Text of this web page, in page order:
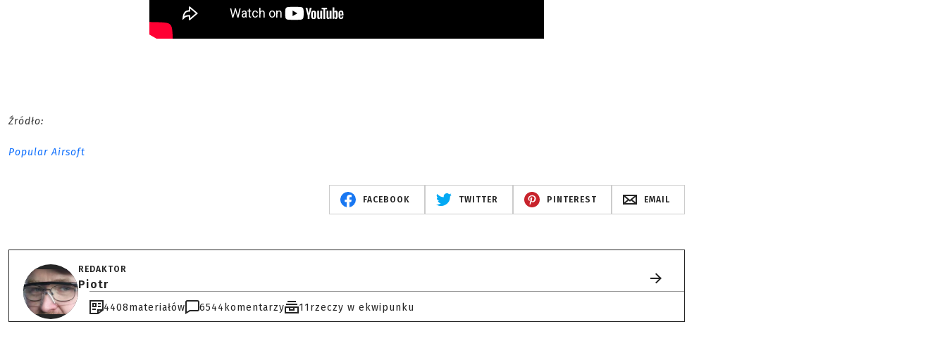
Źródło:
Popular Airsoft
FACEBOOK TWITTER PINTEREST EMAIL
REDAKTOR
Piotr
4408materiałów 6544 komentarzy 11rzeczy w ekwipunku